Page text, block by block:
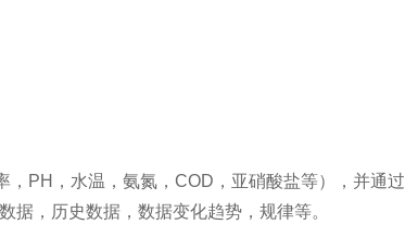
， PH ，水温，氨氮，COD ，亚硝酸盐等），并通过
据，历史数据，数据变化趋势，规律等。